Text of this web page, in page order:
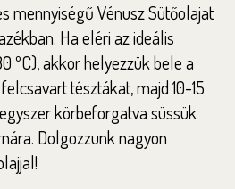
mennyiségű Vénusz Sütőolajat
Ha eléri az ideális
ºC), akkor helyezzük bele a
tésztákat, majd 10-15
körbeforgatva süssük
Dolgozzunk nagyon